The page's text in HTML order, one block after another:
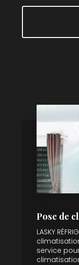
Pose de
LASKY
service